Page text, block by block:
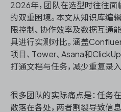
ONES 资讯
2026年，团队在选型时往往
的双重困境。本文从知识库编
限控制、协作效率及数据互通
具进行实测对比。涵盖
项目、Tower、Asana和
打通文档与任务，减少重复录入
很多团队的实际痛点是：任务
散落在各处，两者割裂导致信